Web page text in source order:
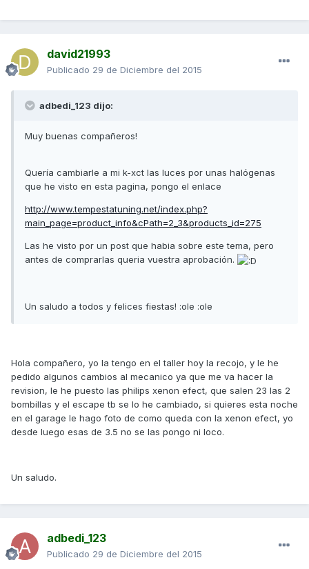
david21993
Publicado 29 de Diciembre del 2015
adbedi_123 dijo:
Muy buenas compañeros!
Quería cambiarle a mi k-xct las luces por unas halógenas
que he visto en esta pagina, pongo el enlace
http://www.tempestatuning.net/index.php?
main_page=product_info&cPath=2_3&products_id=275
Las he visto por un post que habia sobre este tema, pero
antes de comprarlas queria vuestra aprobación.
Un saludo a todos y felices fiestas! :ole :ole
Hola compañero, yo la tengo en el taller hoy la recojo, y le he
pedido algunos cambios al mecanico ya que me va hacer la
revision, le he puesto las philips xenon efect, que salen 23 las 2
bombillas y el escape tb se lo he cambiado, si quieres esta noche
en el garage le hago foto de como queda con la xenon efect, yo
desde luego esas de 3.5 no se las pongo ni loco.
Un saludo.
adbedi_123
Publicado 29 de Diciembre del 2015